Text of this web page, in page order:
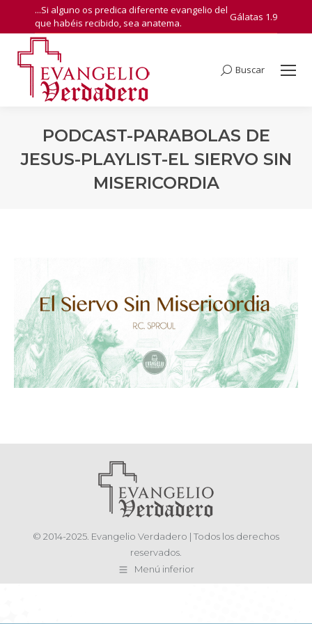
...Si alguno os predica diferente evangelio del
que habéis recibido, sea anatema.
Gálatas 1.9
Search:
Buscar
PODCAST-PARABOLAS DE
JESUS-PLAYLIST-EL SIERVO SIN
MISERICORDIA
© 2014-2025. Evangelio Verdadero | Todos los derechos
reservados.
Menú inferior